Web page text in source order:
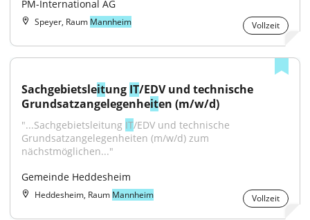
PM-International AG
Speyer, Raum Mannheim Vollzeit
Sachgebietsleitung IT/EDV und technische
Grundsatzangelegenheiten (m/w/d)
"...Sachgebietsleitung IT/EDV und technische
Grundsatzangelegenheiten (m/w/d) zum
nächstmöglichen..."
Gemeinde Heddesheim
Heddesheim, Raum Mannheim Vollzeit